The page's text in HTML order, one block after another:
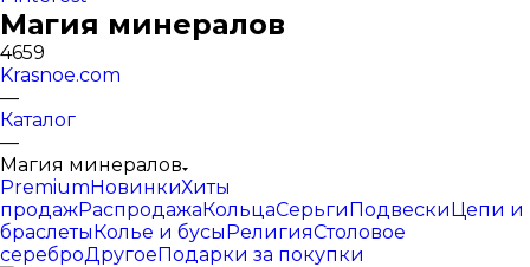
Магия минералов
4659
Krasnoe.com
—
Каталог
—
Магия минералов
PremiumНовинкиХиты
продажРаспродажаКольцаСерьгиПодвескиЦепи и
браслетыКолье и бусыРелигияСтоловое
сереброДругоеПодарки за покупки